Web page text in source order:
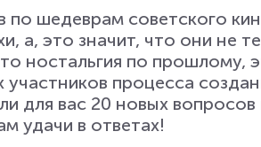
шедеврам советского
а, это значит, что они не
ностальгия по прошлому,
процесса
для вас 20 новых
удачи в ответах!